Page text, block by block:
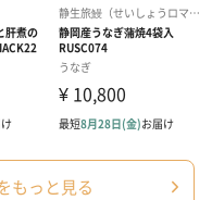
もっと見る